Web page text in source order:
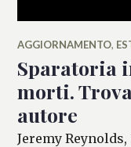
AGGIORNAMENTO,
Sparatoria
morti.
autore
Jeremy